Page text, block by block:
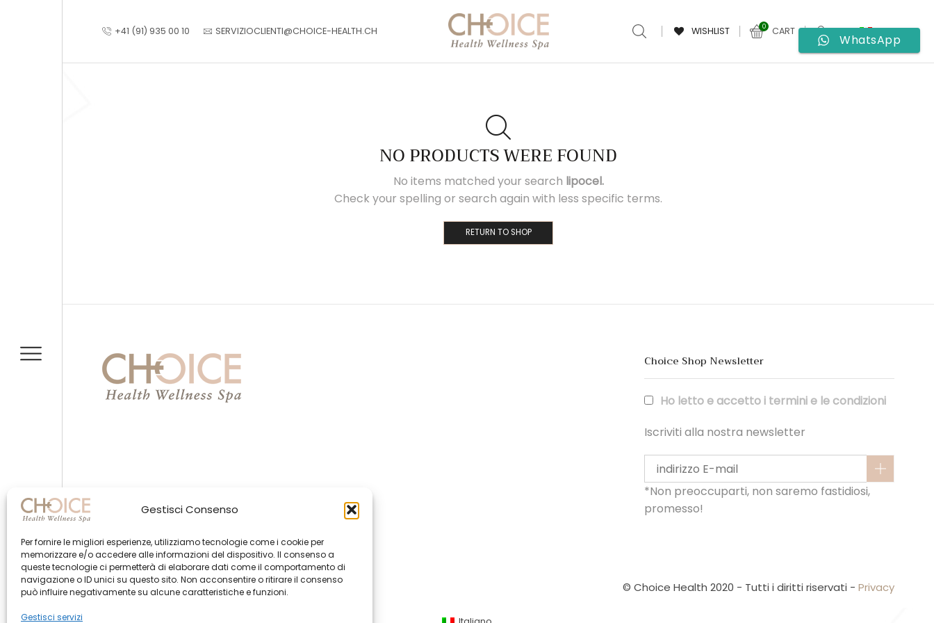
Gestisci Consenso
Per fornire le migliori esperienze, utilizziamo tecnologie come i cookie per
memorizzare e/o accedere alle informazioni del dispositivo. Il consenso a
queste tecnologie ci permetterà di elaborare dati come il comportamento di
navigazione o ID unici su questo sito. Non acconsentire o ritirare il consenso
può influire negativamente su alcune caratteristiche e funzioni.
Gestisci servizi
+41 (91) 935 00 10 SERVIZIOCLIENTI@CHOICE-HEALTH.CH WISHLIST 0 CART
NO PRODUCTS WERE FOUND
No items matched your search lipocel.
Check your spelling or search again with less specific terms.
RETURN TO SHOP
Choice Shop Newsletter
Ho letto e accetto i termini e le condizioni
Iscriviti alla nostra newsletter
*Non preoccuparti, non saremo fastidiosi,
promesso!
© Created by Morphing ADV © Choice Health 2020 - Tutti i diritti riservati - Privacy
WhatsApp